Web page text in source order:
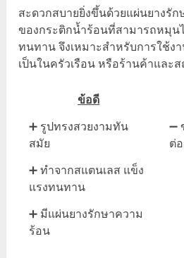
สะดวกสบายยิ่งขึ้นด้วยแผ่นยางรั
ของกระติกน้ำร้อนที่สามารถหมุน
ทนทาน จึงเหมาะสำหรับการใช้ง
เป็นในครัวเรือน หรือร้านค้าและ
ข้อดี
➕ รูปทรงสวยงามทัน
สมัย
➖
ต่
➕ ทำจากสแตนเลส แข็ง
แรงทนทาน
➕ มีแผ่นยางรักษาความ
ร้อน